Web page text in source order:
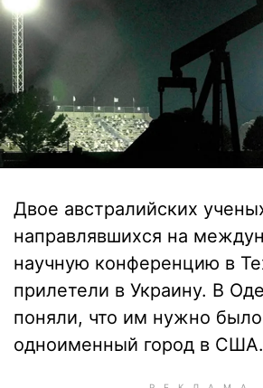
Двое австралийских
направлявшихся на
научную конференцию в
прилетели в Украину. В
поняли, что им нужно
одноименный город в США.